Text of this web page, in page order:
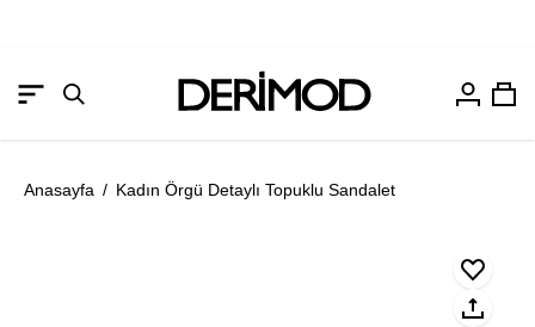
GezinmeArama
Hesabım
Anasayfa / Kadın Örgü Detaylı Topuklu Sandalet